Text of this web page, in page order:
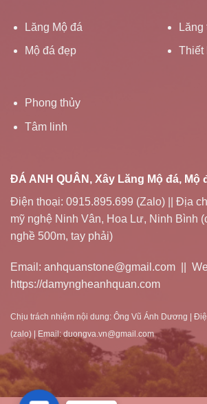
Lăng Mộ đá
Mộ đá đẹp
Lăng
Thiết
Phong thủy
Tâm linh
ĐÁ ANH QUÂN, Xây Lăng Mộ đá, Mộ
Điện thoại: 0915.895.699 (Zalo) || Địa
mỹ nghệ Ninh Vân, Hoa Lư, Ninh Bình
nghề 500m, tay phải)
Email: anhquanstone@gmail.com ||
https://damyngheanhquan.com
Chịu trách nhiệm nội dung: Ông Vũ Ánh Dương |
(zalo) | Email: duongva.vn@gmail.com